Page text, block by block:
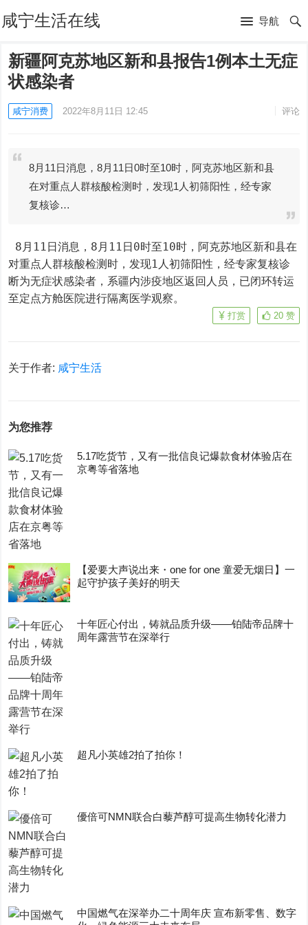
咸宁生活在线 导航
新疆阿克苏地区新和县报告1例本土无症
状感染者
咸宁消费 2022年8月11日 12:45 评论
8月11日消息，8月11日0时至10时，阿克苏地区新和县
在对重点人群核酸检测时，发现1人初筛阳性，经专家
复核诊…
对重点人群核酸检测时，发现1人初筛阳性，经专家复核诊
断为无症状感染者，系疆内涉疫地区返回人员，已闭环转运
至定点方舱医院进行隔离医学观察。
20 赞
打赏
关于作者: 咸宁生活
为您推荐
5.17吃货节，又有一批信良记爆款食材体验店在
京粤等省落地
【爱要大声说出来・one for one 童爱无烟日】一
起守护孩子美好的明天
十年匠心付出，铸就品质升级——铂陆帝品牌十
周年露营节在深举行
超凡小英雄2拍了拍你！
優倍可NMN联合白藜芦醇可提高生物转化潜力
中国燃气在深举办二十周年庆 宣布新零售、数字